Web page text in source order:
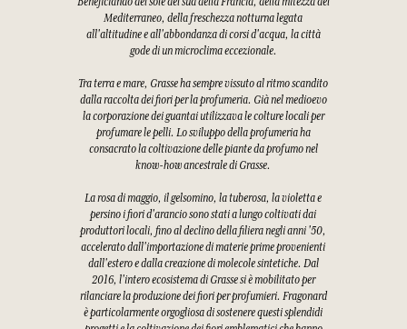
Mediterraneo, della freschezza notturna legata
all'altitudine e all'abbondanza di corsi d'acqua, la città
gode di un microclima eccezionale.
Tra terra e mare, Grasse ha sempre vissuto al ritmo scandito
dalla raccolta dei fiori per la profumeria. Già nel medioevo
la corporazione dei guantai utilizzava le colture locali per
profumare le pelli. Lo sviluppo della profumeria ha
consacrato la coltivazione delle piante da profumo nel
know-how ancestrale di Grasse.
La rosa di maggio, il gelsomino, la tuberosa, la violetta e
persino i fiori d'arancio sono stati a lungo coltivati dai
produttori locali, fino al declino della filiera negli anni '50,
accelerato dall'importazione di materie prime provenienti
dall'estero e dalla creazione di molecole sintetiche. Dal
2016, l'intero ecosistema di Grasse si è mobilitato per
rilanciare la produzione dei fiori per profumieri. Fragonard
è particolarmente orgogliosa di sostenere questi splendidi